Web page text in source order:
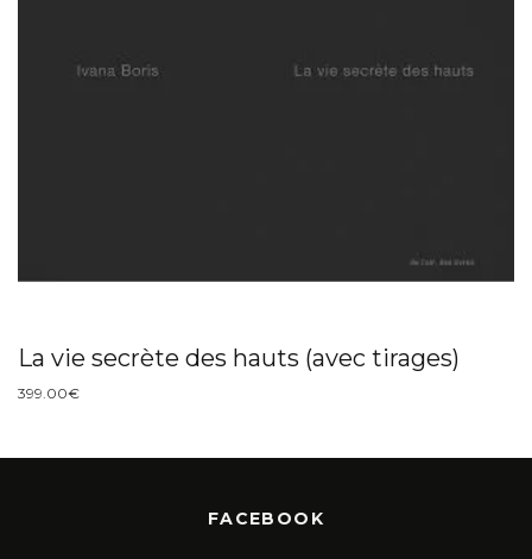
La vie secrète des hauts (avec tirages)
399.00€
FACEBOOK